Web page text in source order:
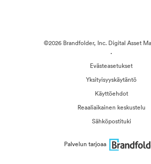
©2026 Brandfolder, Inc. Digital Asset
·
Evästeasetukset
Yksityisyyskäytäntö
Käyttöehdot
Reaaliaikainen keskustelu
Sähköpostituki
Palvelun tarjoaa